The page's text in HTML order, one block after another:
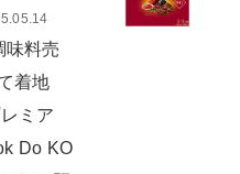
料売
着地
ミア
Do KO